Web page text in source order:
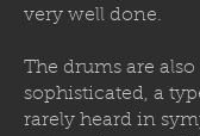
very well done.
The drums are also
sophisticated, a
rarely heard in